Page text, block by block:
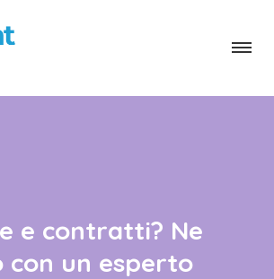
e contratti? Ne
con un esperto